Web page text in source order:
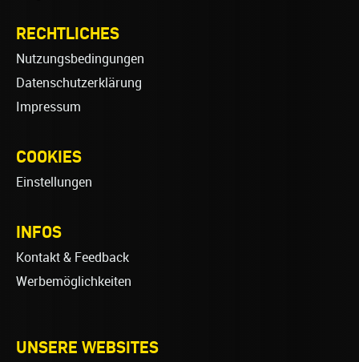
RECHTLICHES
Nutzungsbedingungen
Datenschutzerklärung
Impressum
COOKIES
Einstellungen
INFOS
Kontakt & Feedback
Werbemöglichkeiten
UNSERE WEBSITES